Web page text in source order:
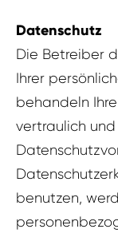
Datenschutz
Die Betreiber
Ihrer
behandeln
vertraulich
benutzen,